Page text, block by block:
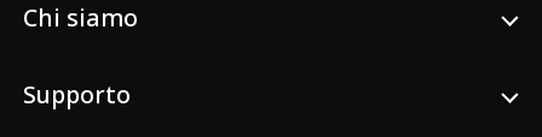
Chi siamo
Supporto